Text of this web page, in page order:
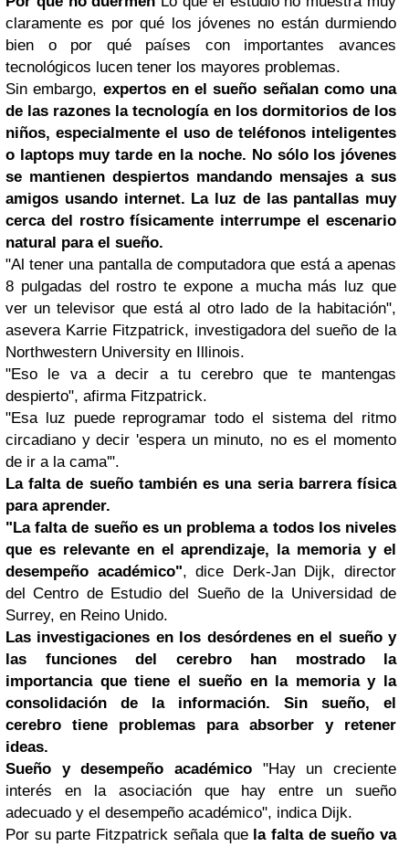
claramente es por qué los jóvenes no están durmiendo
bien o por qué países con importantes avances
tecnológicos lucen tener los mayores problemas.
Sin embargo, expertos en el sueño señalan como una
de las razones la tecnología en los dormitorios de los
niños, especialmente el uso de teléfonos inteligentes
o laptops muy tarde en la noche. No sólo los jóvenes
se mantienen despiertos mandando mensajes a sus
amigos usando internet. La luz de las pantallas muy
cerca del rostro físicamente interrumpe el escenario
natural para el sueño.
"Al tener una pantalla de computadora que está a apenas
8 pulgadas del rostro te expone a mucha más luz que
ver un televisor que está al otro lado de la habitación",
asevera Karrie Fitzpatrick, investigadora del sueño de la
Northwestern University en Illinois.
"Eso le va a decir a tu cerebro que te mantengas
despierto", afirma Fitzpatrick.
"Esa luz puede reprogramar todo el sistema del ritmo
circadiano y decir 'espera un minuto, no es el momento
de ir a la cama'".
La falta de sueño también es una seria barrera física
para aprender.
"La falta de sueño es un problema a todos los niveles
que es relevante en el aprendizaje, la memoria y el
desempeño académico", dice Derk-Jan Dijk, director
del Centro de Estudio del Sueño de la Universidad de
Surrey, en Reino Unido.
Las investigaciones en los desórdenes en el sueño y
las funciones del cerebro han mostrado la
importancia que tiene el sueño en la memoria y la
consolidación de la información.
Sin sueño, el
cerebro tiene problemas para absorber y retener
ideas.
Sueño y desempeño académico "Hay un creciente
interés en la asociación que hay entre un sueño
adecuado y el desempeño académico", indica Dijk.
Por su parte Fitzpatrick señala que la falta de sueño va